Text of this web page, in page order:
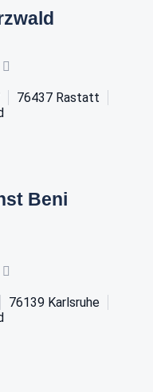
76437 Rastatt
Beni
76139 Karlsruhe